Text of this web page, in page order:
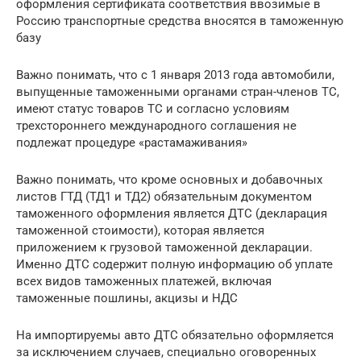
оформления сертификата соответствия ввозимые в
Россию транспортные средства вносятся в таможенную
базу
Важно понимать, что с 1 января 2013 года автомобили,
выпущенные таможенными органами стран-членов ТС,
имеют статус товаров ТС и согласно условиям
трехстороннего международного соглашения не
подлежат процедуре «растамаживания»
Важно понимать, что кроме основных и добавочных
листов ГТД (ТД1 и ТД2) обязательным документом
таможенного оформления является ДТС (декларация
таможенной стоимости), которая является
приложением к грузовой таможенной декларации.
Именно ДТС содержит полную информацию об уплате
всех видов таможенных платежей, включая
таможенные пошлины, акцизы и НДС
На импортируемы авто ДТС обязательно оформляется
за исключением случаев, специально оговоренных